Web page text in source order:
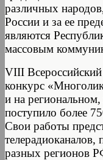
различных
России и за ее
являются
массовым
VIII
конкурс
и на
поступило более
Свои работы
телерадиоканалов,
разных регионов